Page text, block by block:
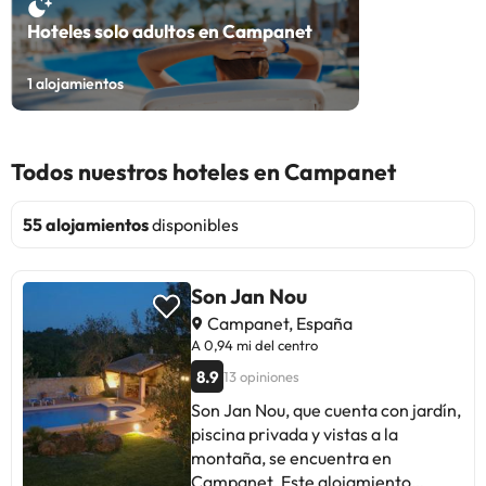
Hoteles solo adultos en Campanet
1alojamientos
Todos nuestros hoteles en Campanet
55 alojamientosdisponibles
Son Jan Nou
Campanet, España
A 0,94 mi del centro
8.9 13 opiniones
Son Jan Nou, que cuenta con jardín,
piscina privada y vistas a la
montaña, se encuentra en